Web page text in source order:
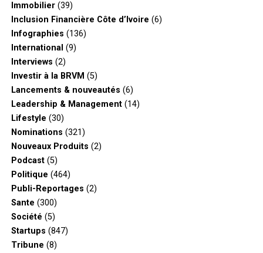
Immobilier(39)
Inclusion Financière Côte d’Ivoire (6)
Infographies (136)
International (9)
Interviews (2)
Investir à la BRVM (5)
Lancements & nouveautés (6)
Leadership & Management(14)
Lifestyle (30)
Nominations (321)
Nouveaux Produits (2)
Podcast(5)
Politique (464)
Publi-Reportages (2)
Sante (300)
Société (5)
Startups (847)
Tribune (8)